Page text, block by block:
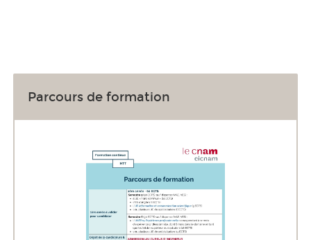
Parcours de formation